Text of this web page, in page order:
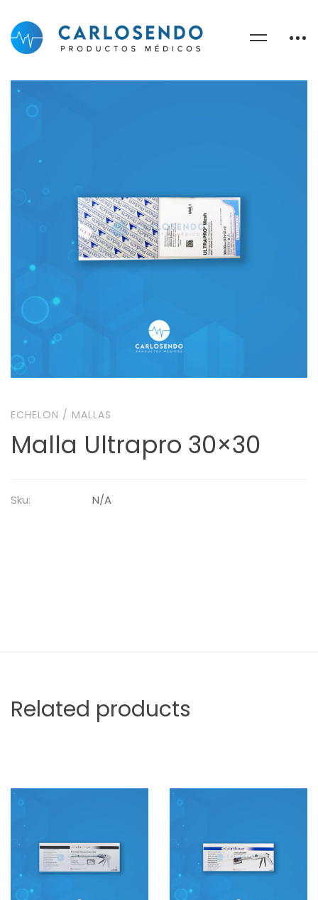
ECHELON / MALLAS
Malla Ultrapro 30×30
Sku: N/A
Related products